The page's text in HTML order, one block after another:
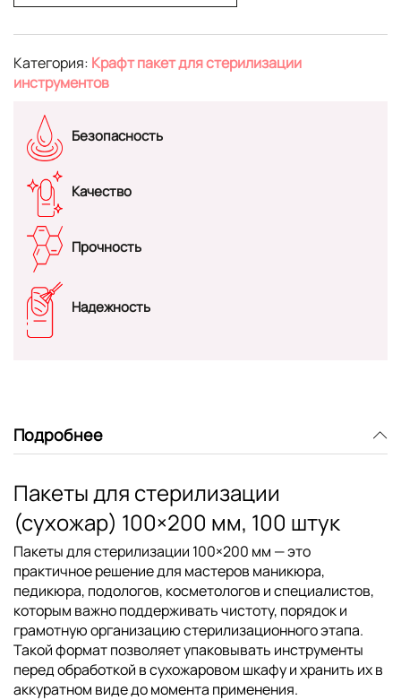
Категория: Крафт пакет для стерилизации
инструментов
Безопасность
Качество
Прочность
Надежность
Подробнее
Пакеты для стерилизации
(сухожар) 100×200 мм, 100 штук
Пакеты для стерилизации 100×200 мм — это
практичное решение для мастеров маникюра,
педикюра, подологов, косметологов и специалистов,
которым важно поддерживать чистоту, порядок и
грамотную организацию стерилизационного этапа.
Такой формат позволяет упаковывать инструменты
перед обработкой в сухожаровом шкафу и хранить их в
аккуратном виде до момента применения.